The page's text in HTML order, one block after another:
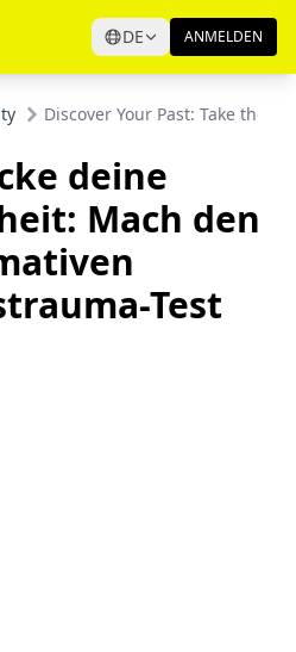
DE ANMELDEN
Discover Your Past: Take the
deine
Mach den
Test